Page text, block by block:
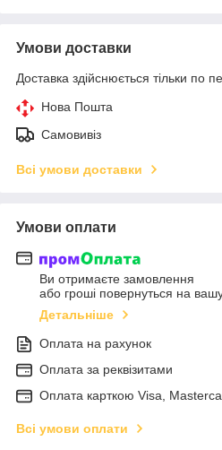
Умови доставки
Доставка здійснюється тільки по
Нова Пошта
Самовивіз
Всі умови доставки
Умови оплати
Ви отримаєте замовлення
або гроші повернуться на
Детальніше
Оплата на рахунок
Оплата за реквізитами
Оплата карткою Visa,
Всі умови оплати